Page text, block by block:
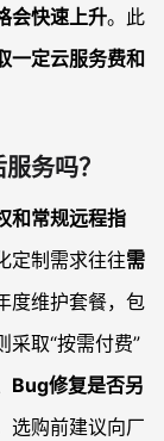
会快速上升。此
一定云服务费和
务吗？
和常规远程指
定制需求往往需
度维护套餐，包
采取“按需付费”
Bug修复是否另
选购前建议向厂